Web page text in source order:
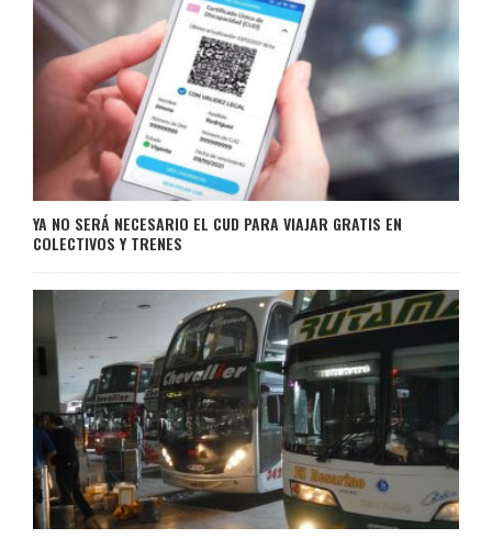
YA NO SERÁ NECESARIO EL CUD PARA VIAJAR GRATIS EN
COLECTIVOS Y TRENES